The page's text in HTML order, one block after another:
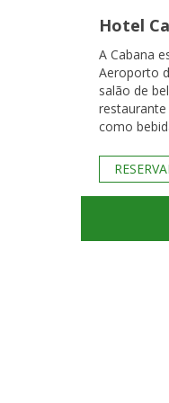
Hotel
A Cabana
Aeroporto
salão de
como